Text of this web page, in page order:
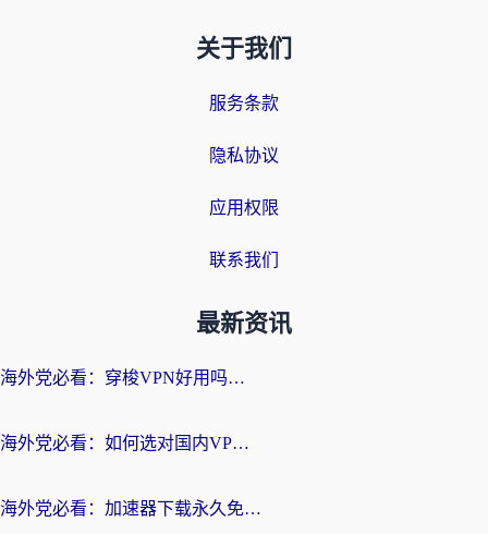
关于我们
服务条款
隐私协议
应用权限
联系我们
最新资讯
海外党必看：穿梭VPN好用吗？和云帆VPN对比哪个回国效果更好？附真实测评+避坑指南
海外党必看：如何选对国内VPN，实现无缝访问国内资源？
海外党必看：加速器下载永久免费版真的存在吗？教你无缝访问国内资源的正确姿势